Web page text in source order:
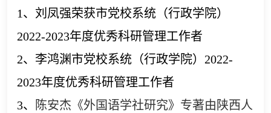
1、刘凤强荣获市党校系统（行政学院）
2022-2023年度优秀科研管理工作者
2、李鸿渊市党校系统（行政学院）2022-
2023年度优秀科研管理工作者
3、
陈安杰《外国语学社研究》专著由陕西人